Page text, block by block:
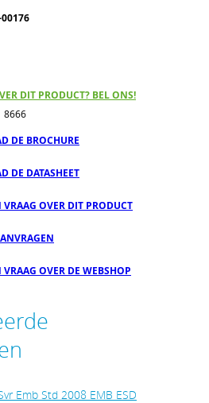
00176
DIT PRODUCT? BEL ONS!
8666
DE BROCHURE
DE DATASHEET
VRAAG OVER DIT PRODUCT
VRAAG OVER DE WEBSHOP
Emb Std 2008 EMB ESD